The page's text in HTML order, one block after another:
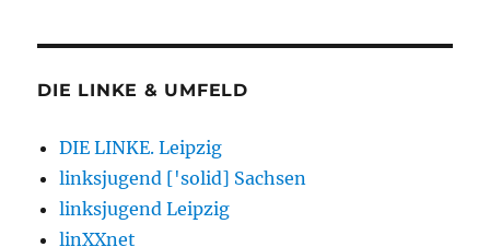
DIE LINKE & UMFELD
DIE LINKE. Leipzig
linksjugend ['solid] Sachsen
linksjugend Leipzig
linXXnet